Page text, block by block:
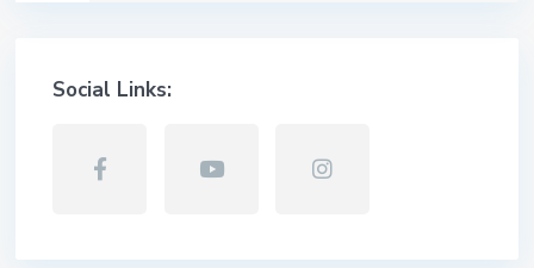
Social Links: